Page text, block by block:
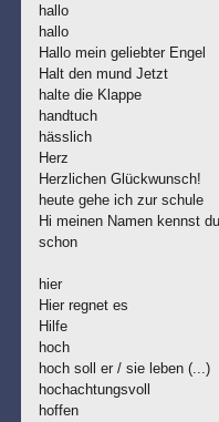
hallo
hallo
Hallo mein geliebter Engel
Halt den mund Jetzt
halte die Klappe
handtuch
hässlich
Herz
Herzlichen Glückwunsch!
heute gehe ich zur schule
Hi meinen Namen kennst
schon
hier
Hier regnet es
Hilfe
hoch
hoch soll er / sie leben (...)
hochachtungsvoll
hoffen